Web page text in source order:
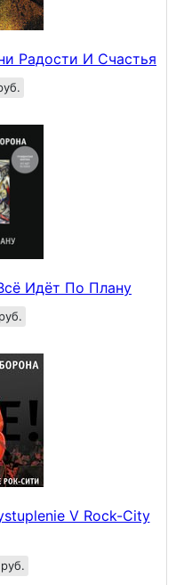
Радости И Счастья
Идёт По Плану
V Rock-City